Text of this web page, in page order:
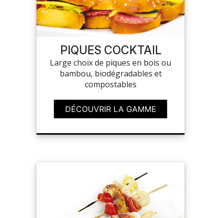
MON COMPTE
PIQUES COCKTAIL
Large choix de piques en bois ou
bambou, biodégradables et
compostables
DÉCOUVRIR LA GAMME